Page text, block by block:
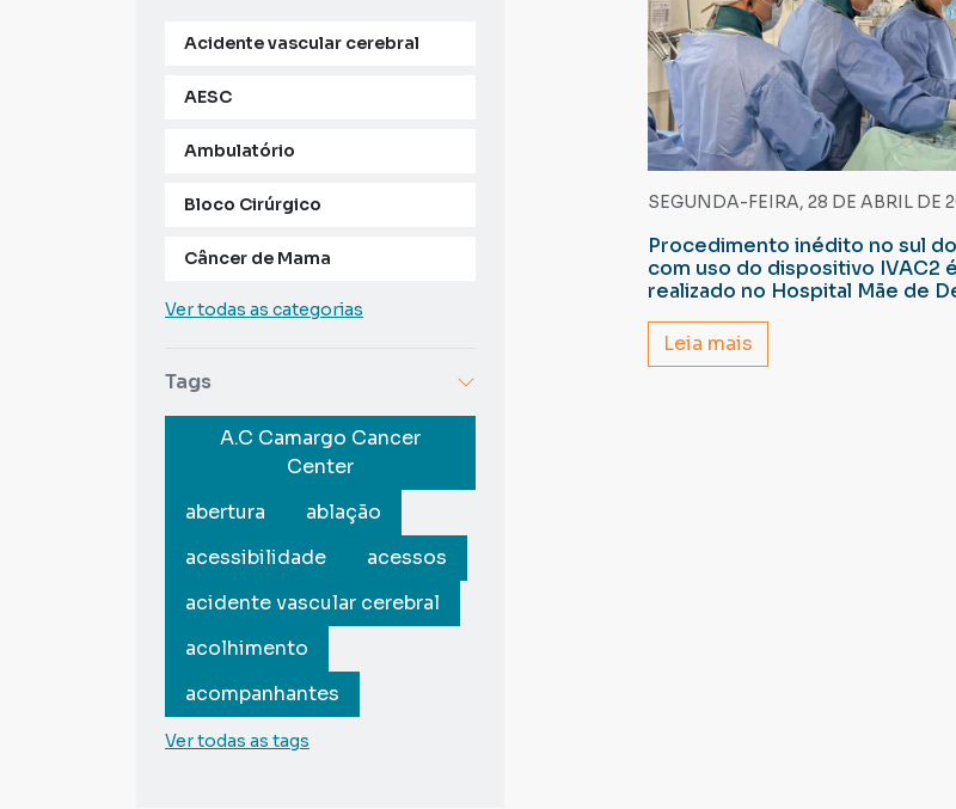
Acidente vascular cerebral
AESC
Ambulatório
Bloco Cirúrgico
Câncer de Mama
Ver todas as categorias
Tags
A.C Camargo Cancer
Center
abertura
ablação
acessibilidade
acessos
acidente vascular cerebral
acolhimento
acompanhantes
Ver todas as tags
SEGUNDA-FEIRA, 28 DE ABRIL DE
Procedimento inédito no sul
com uso do dispositivo IVAC2 é
realizado no Hospital Mãe de
Leia mais